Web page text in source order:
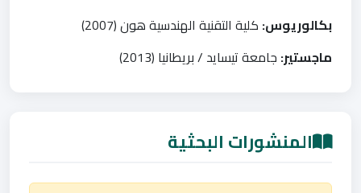
بكالوريوس: كلية التقنية الهندسية هون (2007)
ماجستير: جامعة تيسايد / بريطانيا (2013)
المنشورات البحثية